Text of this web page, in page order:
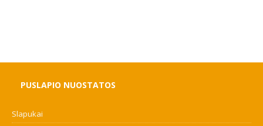
PUSLAPIO NUOSTATOS
Slapukai